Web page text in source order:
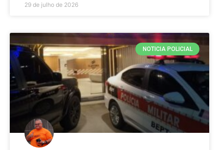
29 de julho de 2026
NOTICIA POLICIAL